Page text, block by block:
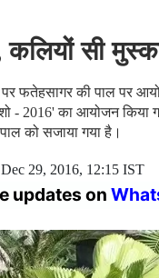
कलियों सी
फतेहसागर की पाल पर
- 2016' का आयोजन किया
को सजाया गया है।
Dec 29, 2016, 12:15 IST
updates on